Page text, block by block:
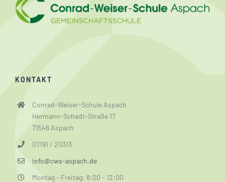
KONTAKT
Conrad-Weiser-Schule Aspach
Hermann-Schadt-Straße 17
71546 Aspach
07191 / 20313
info@cws-aspach.de
Montag - Freitag: 8:00 - 12:00